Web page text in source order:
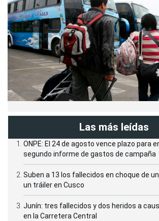
Las más leídas
ONPE: El 24 de agosto vence plazo para
segundo informe de gastos de campaña
Suben a 13 los fallecidos en choque de
un tráiler en Cusco
Junín: tres fallecidos y dos heridos a
en la Carretera Central